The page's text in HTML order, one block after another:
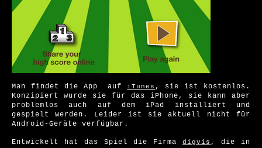
Man findet die App aufiTunes , sie ist kostenlos.
Konzipiert wurde sie für das iPhone, sie kann aber
problemlos auch auf dem iPad installiert und
gespielt werden. Leider ist sie aktuell nicht für
Android-Geräte verfügbar.
Entwickelt hat das Spiel die Firma digvis , die in